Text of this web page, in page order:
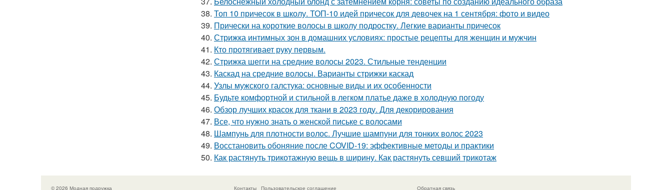
38. Топ 10 причесок в школу. ТОП-10 идей причесок для девочек на 1 сентября: фото и видео
39. Прически на короткие волосы в школу подростку. Легкие варианты причесок
40. Стрижка интимных зон в домашних условиях: простые рецепты для женщин и мужчин
41. Кто протягивает руку первым.
42. Стрижка шегги на средние волосы 2023. Стильные тенденции
43. Каскад на средние волосы. Варианты стрижки каскад
44. Узлы мужского галстука: основные виды и их особенности
45. Будьте комфортной и стильной в легком платье даже в холодную погоду
46. Обзор лучших красок для ткани в 2023 году. Для декорирования
47. Все, что нужно знать о женской письке с волосами
48. Шампунь для плотности волос. Лучшие шампуни для тонких волос 2023
49. Восстановить обоняние после COVID-19: эффективные методы и практики
50. Как растянуть трикотажную вещь в ширину. Как растянуть севший трикотаж
© 2026 Модная подружка Контакты Пользовательское соглашение Обратная связь